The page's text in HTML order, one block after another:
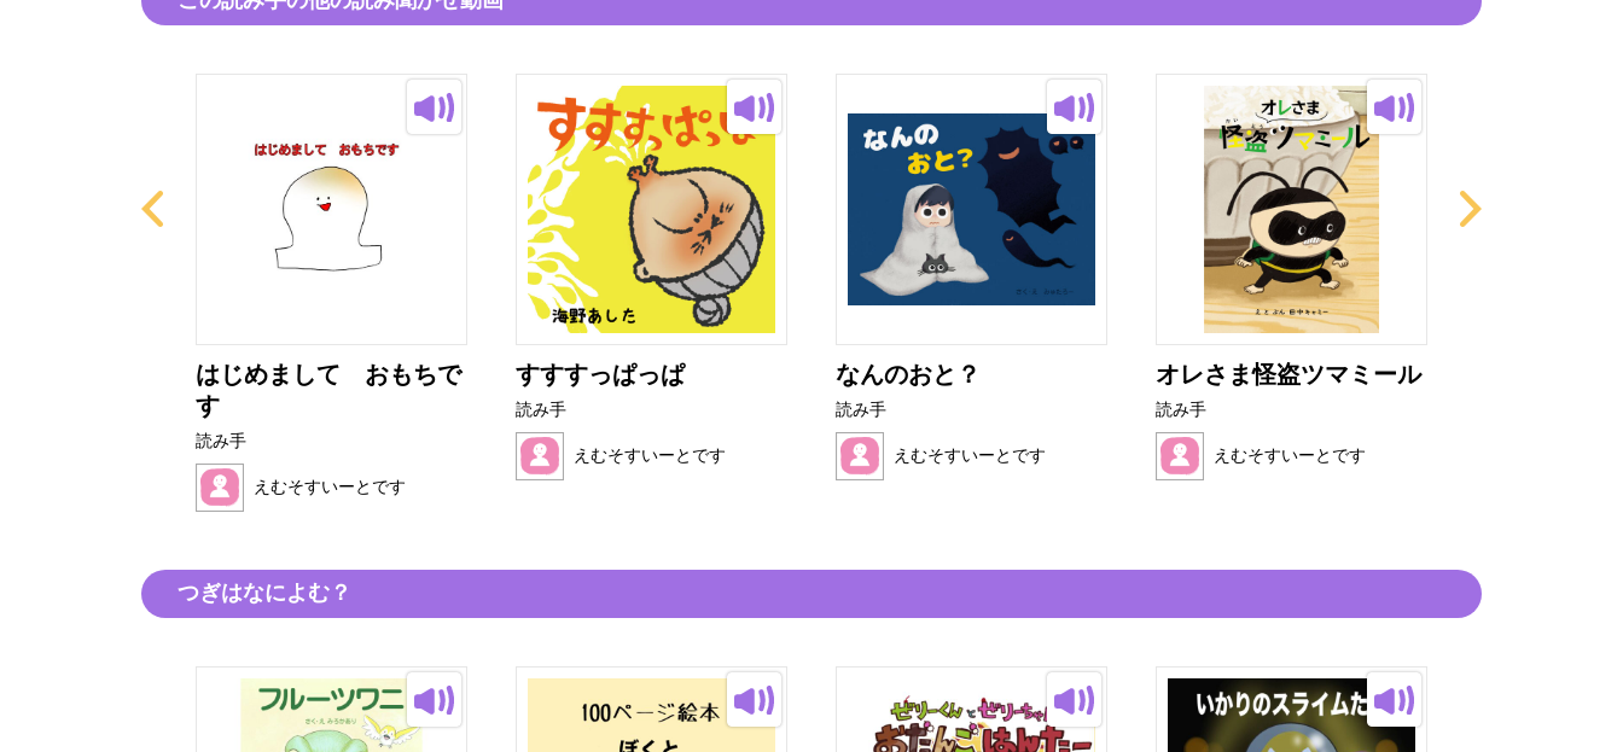
はじめまして おもちで
す
読み手
えむそすいーとです
すすすっぱっぱ
読み手
えむそすいーとです
なんのおと？
読み手
えむそすいーとです
オレさま怪盗ツマミール
読み手
えむそすいーとです
つぎはなによむ？